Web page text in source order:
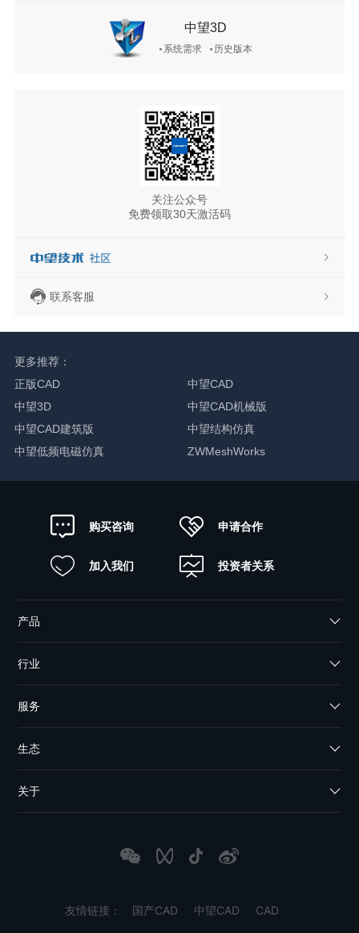
中望3D
系统需求 历史版本
关注公众号
免费领取30天激活码
联系客服
更多推荐：
正版CAD
中望CAD
中望3D
中望CAD机械版
中望CAD建筑版
中望结构仿真
中望低频电磁仿真
ZWMeshWorks
购买咨询 申请合作
加入我们 投资者关系
产品
行业
服务
生态
关于
友情链接： 国产CAD 中望CAD CAD